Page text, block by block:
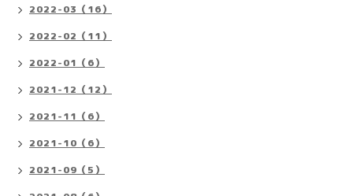
2022-03（16）
2022-02（11）
2022-01（6）
2021-12（12）
2021-11（6）
2021-10（6）
2021-09（5）